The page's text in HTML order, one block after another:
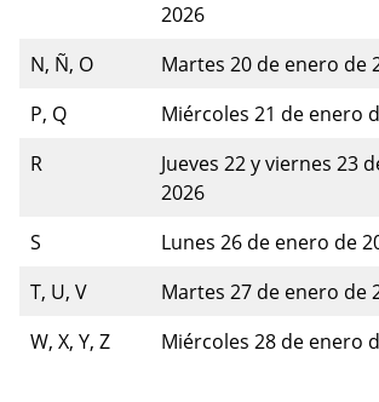
2026
N, Ñ, O
Martes 20 de enero de
P, Q
Miércoles 21 de enero
R
Jueves 22 y viernes 23
2026
S
Lunes 26 de enero de
T, U, V
Martes 27 de enero de
W, X, Y, Z
Miércoles 28 de enero